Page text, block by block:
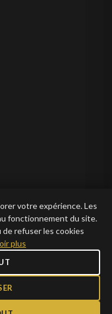
· RCS Antibes · TVA FR69 915
votre expérience. Les
fonctionnement du site.
de refuser les cookies
plus